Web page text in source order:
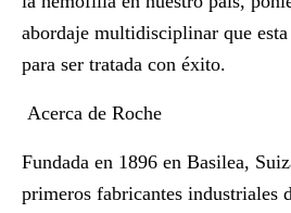
abordaje multidisciplinar que
para ser tratada con éxito.
Acerca de Roche
Fundada en 1896 en Basilea,
primeros fabricantes industriales